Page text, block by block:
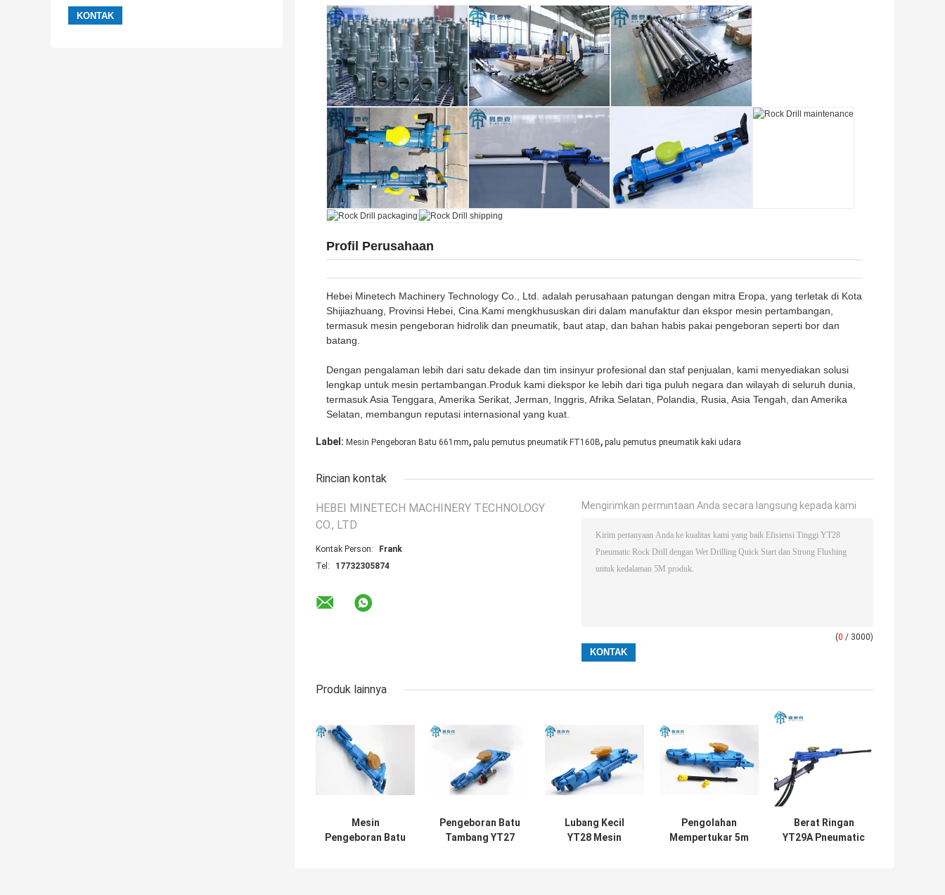
Profil Perusahaan
Hebei Minetech Machinery Technology Co., Ltd. adalah perusahaan patungan dengan mitra Eropa, yang terletak di Kota
Shijiazhuang, Provinsi Hebei, Cina.Kami mengkhususkan diri dalam manufaktur dan ekspor mesin pertambangan,
termasuk mesin pengeboran hidrolik dan pneumatik, baut atap, dan bahan habis pakai pengeboran seperti bor dan
batang.
Dengan pengalaman lebih dari satu dekade dan tim insinyur profesional dan staf penjualan, kami menyediakan solusi
lengkap untuk mesin pertambangan.Produk kami diekspor ke lebih dari tiga puluh negara dan wilayah di seluruh dunia,
termasuk Asia Tenggara, Amerika Serikat, Jerman, Inggris, Afrika Selatan, Polandia, Rusia, Asia Tengah, dan Amerika
Selatan, membangun reputasi internasional yang kuat.
Label: Mesin Pengeboran Batu 661mm, palu pemutus pneumatik FT160B, palu pemutus pneumatik kaki udara
Rincian kontak
HEBEI MINETECH MACHINERY TECHNOLOGY
CO., LTD
Kontak Person:
Frank
Tel:
17732305874
Mengirimkan permintaan Anda secara langsung kepada kami
(0 / 3000)
Produk lainnya
Mesin
Pengeboran Batu
Pengeboran Batu
Tambang YT27
Lubang Kecil
YT28 Mesin
Pengolahan
Mempertukar 5m
Berat Ringan
YT29A Pneumatic